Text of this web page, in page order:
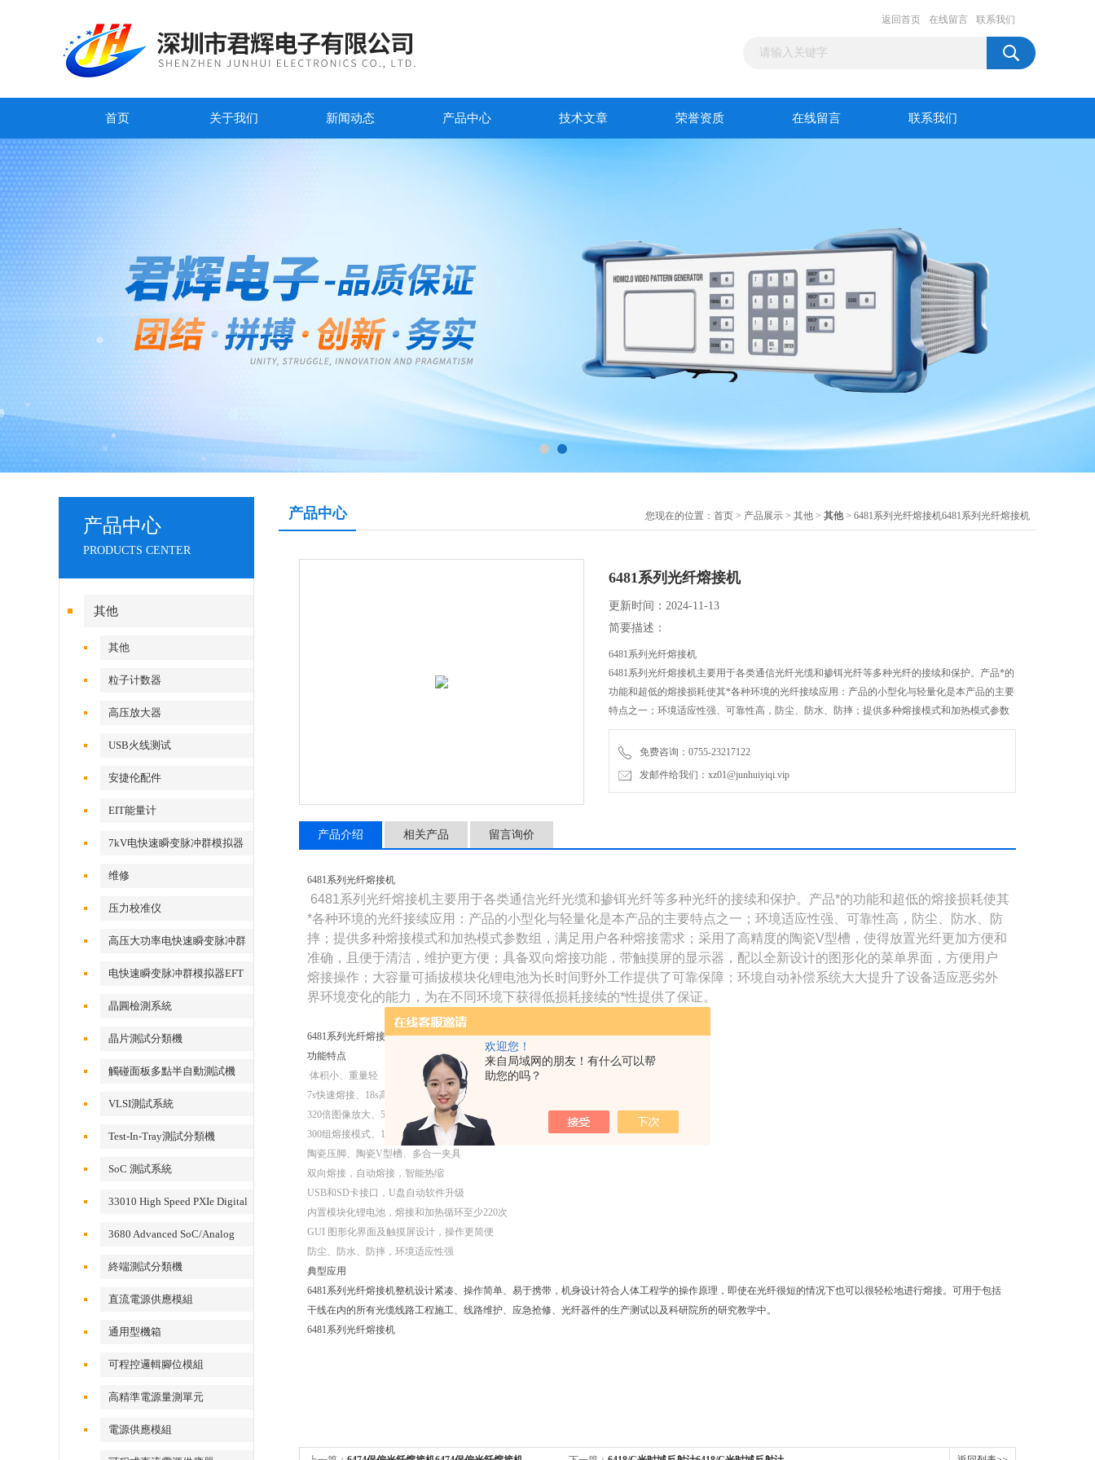
欢迎您！
来自局域网的朋友！有什么可以帮
助您的吗？
返回首页 在线留言 联系我们
首页 关于我们 新闻动态 产品中心 技术文章 荣誉资质 在线留言 联系我们
产品中心
PRODUCTS CENTER
其他
其他
粒子计数器
高压放大器
USB火线测试
安捷伦配件
EIT能量计
7kV电快速瞬变脉冲群模拟器
维修
压力校准仪
高压大功率电快速瞬变脉冲群
测试系统
电快速瞬变脉冲群模拟器EFT
500x
晶圓檢測系統
晶片測試分類機
觸碰面板多點半自動測試機
VLSI測試系統
Test-In-Tray測試分類機
SoC 測試系統
33010 High Speed PXIe Digital
3680 Advanced SoC/Analog
Test System
終端測試分類機
直流電源供應模組
通用型機箱
可程控邏輯腳位模組
高精準電源量測單元
電源供應模組
产品中心 您现在的位置： 首页 > 产品展示 > 其他 > 其他> 6481系列光纤熔接机6481系列光纤熔接机
6481系列光纤熔接机
更新时间：2024-11-13
简要描述：
6481系列光纤熔接机
6481系列光纤熔接机主要用于各类通信光纤光缆和掺铒光纤等多种光纤的接续和保护。产品*的
功能和超低的熔接损耗使其*各种环境的光纤接续应用：产品的小型化与轻量化是本产品的主要
特点之一；环境适应性强、可靠性高，防尘、防水、防摔；提供多种熔接模式和加热模式参数
组，满足用户各种熔接需求；采用了高精度的陶瓷V型槽，使得放置光纤更加方便和准确，且
便于清洁，维护更方便；具备双
免费咨询：0755-23217122
发邮件给我们：xz01@junhuiyiqi.vip
产品介绍 相关产品 留言询价
6481系列光纤熔接机
6481 系列光纤熔接机主要用于各类通信光纤光缆和掺铒光纤等多种光纤的接续和保护。产品*的功能和超低的熔接损耗使其
*各种环境的光纤接续应用：产品的小型化与轻量化是本产品的主要特点之一；环境适应性强、可靠性高，防尘、防水、防
摔；提供多种熔接模式和加热模式参数组，满足用户各种熔接需求；采用了高精度的陶瓷V型槽，使得放置光纤更加方便和
准确，且便于清洁，维护更方便；具备双向熔接功能，带触摸屏的显示器，配以全新设计的图形化的菜单界面，方便用户
熔接操作；大容量可插拔模块化锂电池为长时间野外工作提供了可靠保障；环境自动补偿系统大大提升了设备适应恶劣外
界环境变化的能力，为在不同环境下获得低损耗接续的*性提供了保证。
6481系列光纤熔接机
功能特点
体积小、重量轻
7s快速熔接、 18s高效加热
320倍图像放大、 5mm
超短切割长度光纤熔接
300组熔接模式、 100 组加热模式、 10000 组熔接记录
幅图片
陶瓷压脚、陶瓷V型槽、多合一夹具
双向熔接，自动熔接，智能热缩
USB和SD卡接口， U盘自动软件升级
内置模块化锂电池，熔接和加热循环至少220次
GUI
图形化界面及触摸屏设计，操作更简便
防尘、防水、防摔，环境适应性强
典型应用
6481系列光纤熔接机整机设计紧凑、操作简单、易于携带，机身设计符合人体工程学的操作原理，即使在光纤很短的情况下也可以很轻松地进行熔接。可用于包括
干线在内的所有光缆线路工程施工、线路维护、应急抢修、光纤器件的生产测试以及科研院所的研究教学中。
6481系列光纤熔接机